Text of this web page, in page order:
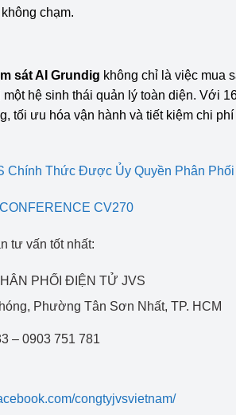
chạm.
sát AI Grundig không chỉ là việc mua
hệ sinh thái quản lý toàn diện. Với
tối ưu hóa vận hành và tiết kiệm chi
Chính Thức Được Ủy Quyền Phân
CV270
tư vấn tốt nhất:
PHỐI ĐIỆN TỬ JVS
Phường Tân Sơn Nhất, TP. HCM
– 0903 751 781
congtyjvsvietnam/